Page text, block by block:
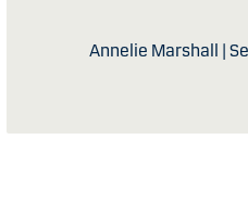
Annelie Marshall |